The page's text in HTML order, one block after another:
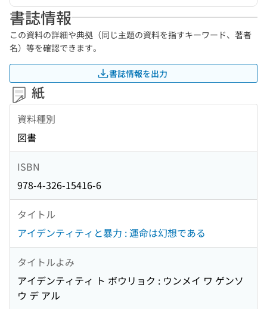
書誌情報
この資料の詳細や典拠（同じ主題の資料を指すキーワード、著者
名）等を確認できます。
書誌情報を出力
紙
資料種別
図書
ISBN
978-4-326-15416-6
タイトル
アイデンティティと暴力 : 運命は幻想である
タイトルよみ
アイデンティティ ト ボウリョク : ウンメイ ワ ゲンソ
ウ デ アル